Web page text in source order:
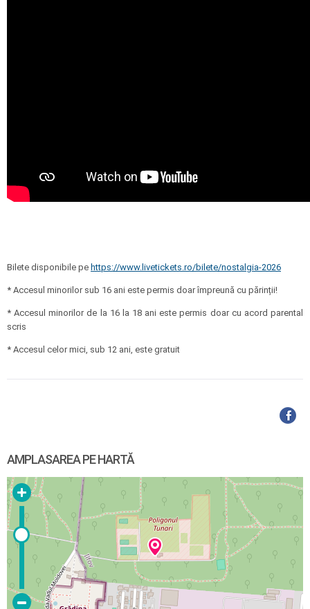
Bilete disponibile pe https://www.livetickets.ro/bilete/nostalgia-2026
* Accesul minorilor sub 16 ani este permis doar împreună cu părinții!
* Accesul minorilor de la 16 la 18 ani este permis doar cu acord parental
scris
* Accesul celor mici, sub 12 ani, este gratuit
AMPLASAREA PE HARTĂ